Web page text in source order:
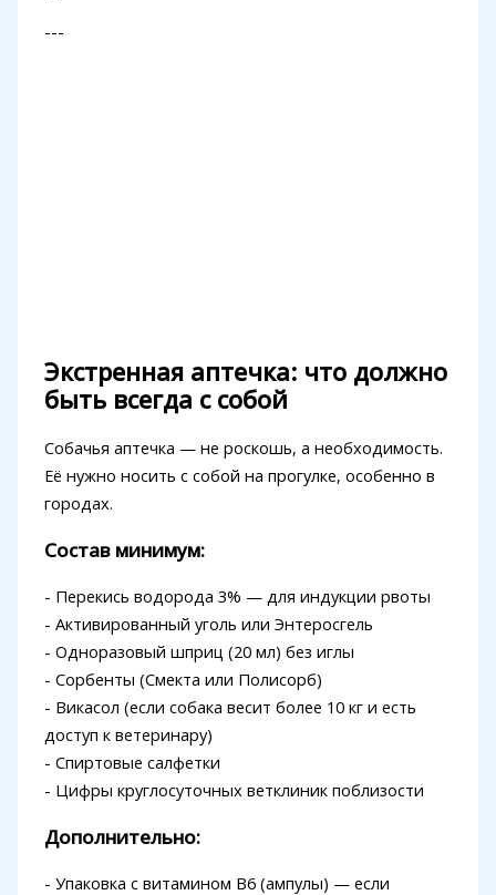
---
Экстренная аптечка: что должно
быть всегда с собой
Собачья аптечка — не роскошь, а необходимость.
Её нужно носить с собой на прогулке, особенно в
городах.
Состав минимум:
- Перекись водорода 3% — для индукции рвоты
- Активированный уголь или Энтеросгель
- Одноразовый шприц (20 мл) без иглы
- Сорбенты (Смекта или Полисорб)
- Викасол (если собака весит более 10 кг и есть
доступ к ветеринару)
- Спиртовые салфетки
- Цифры круглосуточных ветклиник поблизости
Дополнительно:
- Упаковка с витамином В6 (ампулы) — если